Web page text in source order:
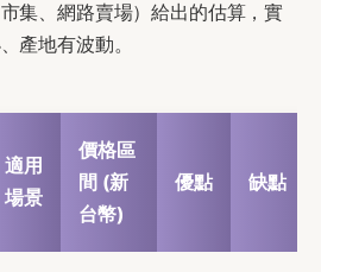
集、網路賣場）給出的估算，實
產地有波動。
適用
場景
價格區
間 (新
台幣)
優點 缺點